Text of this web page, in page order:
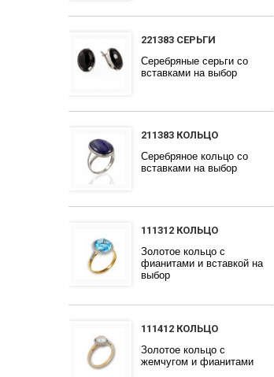
221383 СЕРЬГИ
Серебряные серьги со
вставками на выбор
211383 КОЛЬЦО
Серебряное кольцо со
вставками на выбор
111312 КОЛЬЦО
Золотое кольцо с
фианитами и вставкой на
выбор
111412 КОЛЬЦО
Золотое кольцо с
жемчугом и фианитами